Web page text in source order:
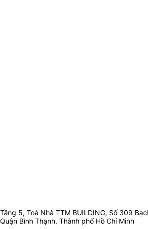
Tầng 5, Toà Nhà TTM BUILDING, Số 309
Quận Bình Thạnh, Thành phố Hồ Chí Minh